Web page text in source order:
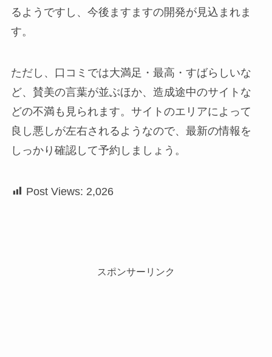
るようですし、今後ますますの開発が見込まれま
す。
ただし、口コミでは大満足・最高・すばらしいな
ど、賛美の言葉が並ぶほか、造成途中のサイトな
どの不満も見られます。サイトのエリアによって
良し悪しが左右されるようなので、最新の情報を
しっかり確認して予約しましょう。
Post Views: 2,026
スポンサーリンク